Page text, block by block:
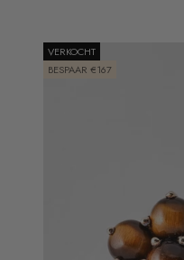
VERKOCHT
BESPAAR €167